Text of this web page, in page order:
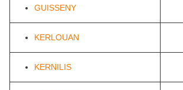
GUISSENY
KERLOUAN
KERNILIS